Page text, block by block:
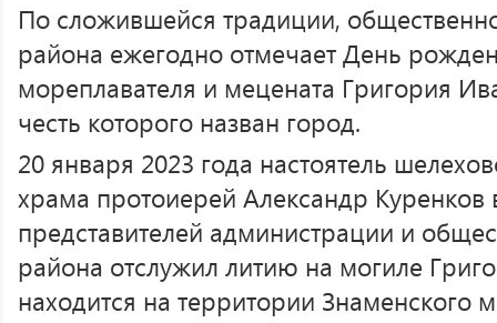
По сложившейся традиции,
района ежегодно отмечает День
мореплавателя и мецената Григория
честь которого назван город.
20 января 2023 года настоятель
храма протоиерей Александр Куренков
представителей администрации и
района отслужил литию на могиле
находится на территории Знаменского